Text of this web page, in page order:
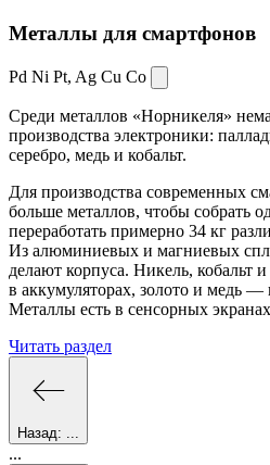
Металлы для смартфонов
Pd Ni Pt, Ag Cu Co
Среди металлов «Норникеля»
производства электроники:
серебро, медь и кобальт.
Для производства современных
больше металлов, чтобы собрать
переработать примерно 34 кг
Из алюминиевых и магниевых
делают корпуса. Никель, кобальт
в аккумуляторах, золото и медь —
Металлы есть в сенсорных
Читать раздел
Назад:
...